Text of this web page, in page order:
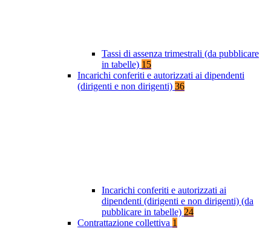
Tassi di assenza trimestrali (da pubblicare
in tabelle) 15
Incarichi conferiti e autorizzati ai dipendenti
(dirigenti e non dirigenti) 36
Incarichi conferiti e autorizzati ai
dipendenti (dirigenti e non dirigenti) (da
pubblicare in tabelle) 24
Contrattazione collettiva 1